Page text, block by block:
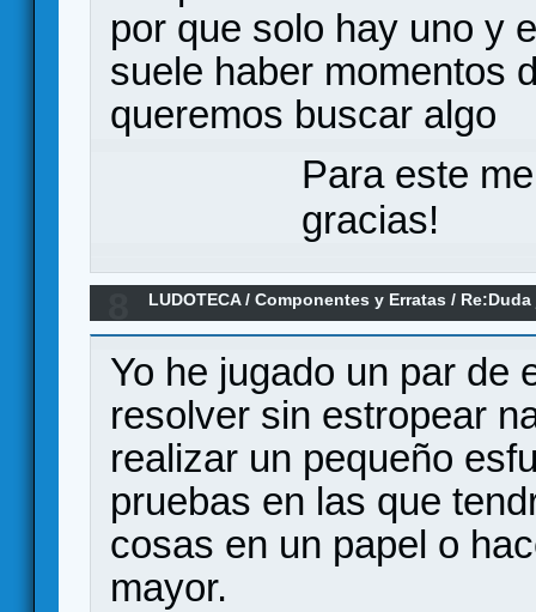
por que solo hay uno y
suele haber momentos
queremos buscar algo
Para este
gracias!
LUDOTECA/Componentes y Erratas /
Yo he jugado un par de
resolver sin estropear
realizar un pequeño
pruebas en las que
cosas en un papel o
mayor.